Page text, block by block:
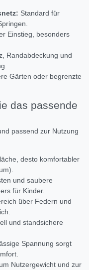
Standard für
Einstieg, besonders
Randabdeckung und
Gärten oder begrenzte
das passende
passend zur Nutzung
desto komfortabler
und saubere
für Kinder.
über Federn und
und standsichere
Spannung sorgt
Nutzergewicht und zur